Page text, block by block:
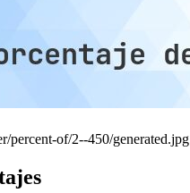
percent-of/2--450/generated.jpg